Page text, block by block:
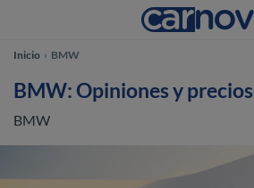
Inicio BMW
BMW: Opiniones y precios
BMW